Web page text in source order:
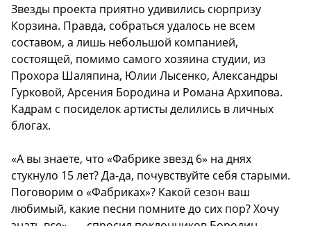
Звезды проекта приятно удивились сюрпризу
Корзина. Правда, собраться удалось не всем
составом, а лишь небольшой компанией,
состоящей, помимо самого хозяина студии, из
Прохора Шаляпина, Юлии Лысенко, Александры
Гурковой, Арсения Бородина и Романа Архипова.
Кадрам с посиделок артисты делились в личных
блогах.
«А вы знаете, что «Фабрике звезд 6» на днях
стукнуло 15 лет? Да-да, почувствуйте себя старыми.
Поговорим о «Фабриках»? Какой сезон ваш
любимый, какие песни помните до сих пор? Хочу